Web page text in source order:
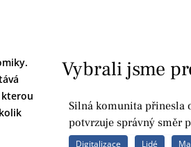
Vybrali jsme
Silná komunita přinesla
potvrzuje správný směr
Digitalizace Lidé